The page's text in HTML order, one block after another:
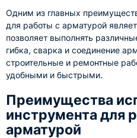
Одним из главных
для работы с арматурой
позволяет выполнять
гибка, сварка и соединение
строительные и ремонтные
удобными и быстрыми.
Преимущества
инструмента для
арматурой